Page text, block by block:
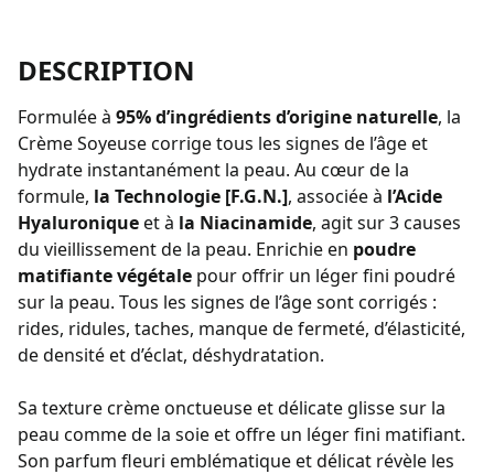
DESCRIPTION
Formulée à 95% d’ingrédients d’origine naturelle, la
Crème Soyeuse corrige tous les signes de l’âge et
hydrate instantanément la peau. Au cœur de la
formule, la Technologie [F.G.N.], associée à l’Acide
Hyaluroniqueet à la Niacinamide, agit sur 3 causes
du vieillissement de la peau. Enrichie en poudre
matifiante végétale pour offrir un léger fini poudré
sur la peau. Tous les signes de l’âge sont corrigés :
rides, ridules, taches, manque de fermeté, d’élasticité,
de densité et d’éclat, déshydratation.
Sa texture crème onctueuse et délicate glisse sur la
peau comme de la soie et offre un léger fini matifiant.
Son parfum fleuri emblématique et délicat révèle les